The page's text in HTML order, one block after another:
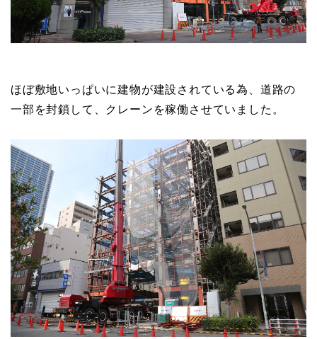
ほぼ敷地いっぱいに建物が建設されている為、道路の
一部を封鎖して、クレーンを稼働させていました。